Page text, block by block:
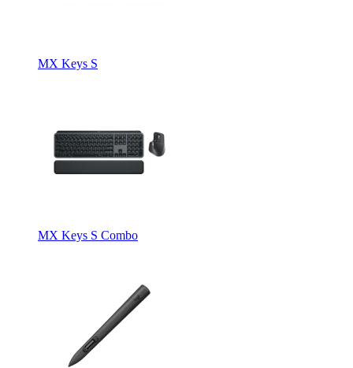
MX Keys S
MX Keys S Combo